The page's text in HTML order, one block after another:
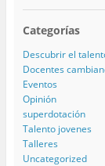
Categorías
Descubrir el
Docentes
Eventos
Opinión
superdotación
Talento jovenes
Talleres
Uncategorized